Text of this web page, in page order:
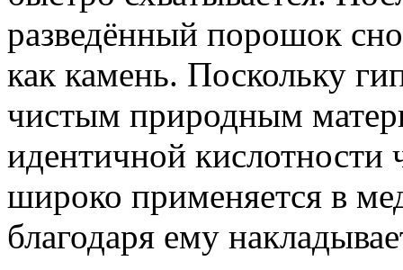
разведённый порошок
как камень. Поскольку
чистым природным
идентичной кислотности
широко применяется в
благодаря ему